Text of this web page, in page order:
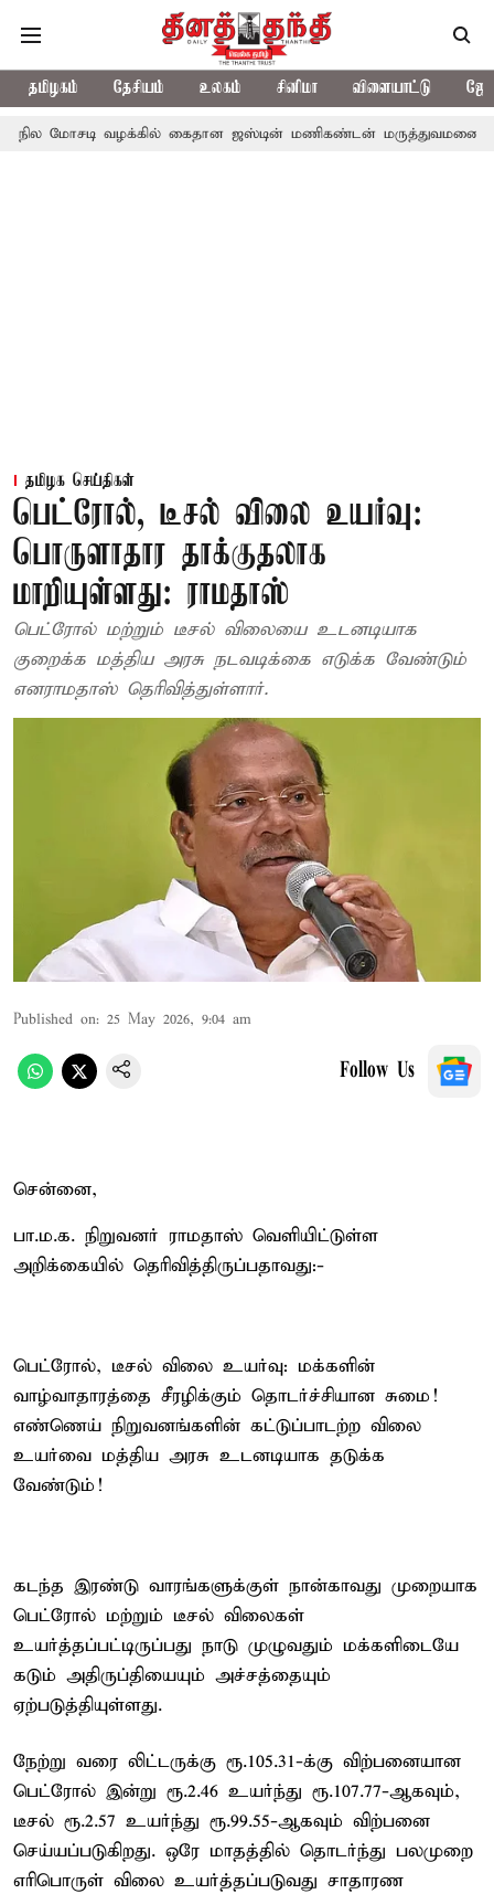
தமிழகம் தேசியம் உலகம் சினிமா விளையாட்டு
வழக்கில் கைதான ஜஸ்டின் மணிகண்டன் மருத்துவமனையில் அனுமதி
தமிழக செய்திகள்
பெட்ரோல், டீசல் விலை உயர்வு:
பொருளாதார தாக்குதலாக
மாறியுள்ளது: ராமதாஸ்
பெட்ரோல் மற்றும் டீசல் விலையை உடனடியாக
குறைக்க மத்திய அரசு நடவடிக்கை எடுக்க வேண்டும்
எனராமதாஸ் தெரிவித்துள்ளார்.
Published on: 25 May 2026, 9:04 am
Follow Us
சென்னை,
பா.ம.க. நிறுவனர் ராமதாஸ் வெளியிட்டுள்ள
அறிக்கையில் தெரிவித்திருப்பதாவது:-
பெட்ரோல், டீசல் விலை உயர்வு: மக்களின்
வாழ்வாதாரத்தை சீரழிக்கும் தொடர்ச்சியான சுமை!
எண்ணெய் நிறுவனங்களின் கட்டுப்பாடற்ற விலை
உயர்வை மத்திய அரசு உடனடியாக தடுக்க
வேண்டும்!
கடந்த இரண்டு வாரங்களுக்குள் நான்காவது முறையாக
பெட்ரோல் மற்றும் டீசல் விலைகள்
உயர்த்தப்பட்டிருப்பது நாடு முழுவதும் மக்களிடையே
கடும் அதிருப்தியையும் அச்சத்தையும்
ஏற்படுத்தியுள்ளது.
நேற்று வரை லிட்டருக்கு ரூ.105.31-க்கு விற்பனையான
பெட்ரோல் இன்று ரூ.2.46 உயர்ந்து ரூ.107.77-ஆகவும்,
டீசல் ரூ.2.57 உயர்ந்து ரூ.99.55-ஆகவும் விற்பனை
செய்யப்படுகிறது. ஒரே மாதத்தில் தொடர்ந்து பலமுறை
எரிபொருள் விலை உயர்த்தப்படுவது சாதாரண